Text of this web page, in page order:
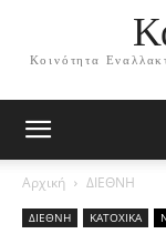
Κοινότητα
Αρχική ΔΙΕΘΝΗ
ΔΙΕΘΝΗ ΚΑΤΟΧΙΚΑ